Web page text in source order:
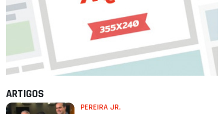
ARTIGOS
PEREIRA JR.